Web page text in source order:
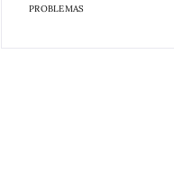
PROBLEMAS